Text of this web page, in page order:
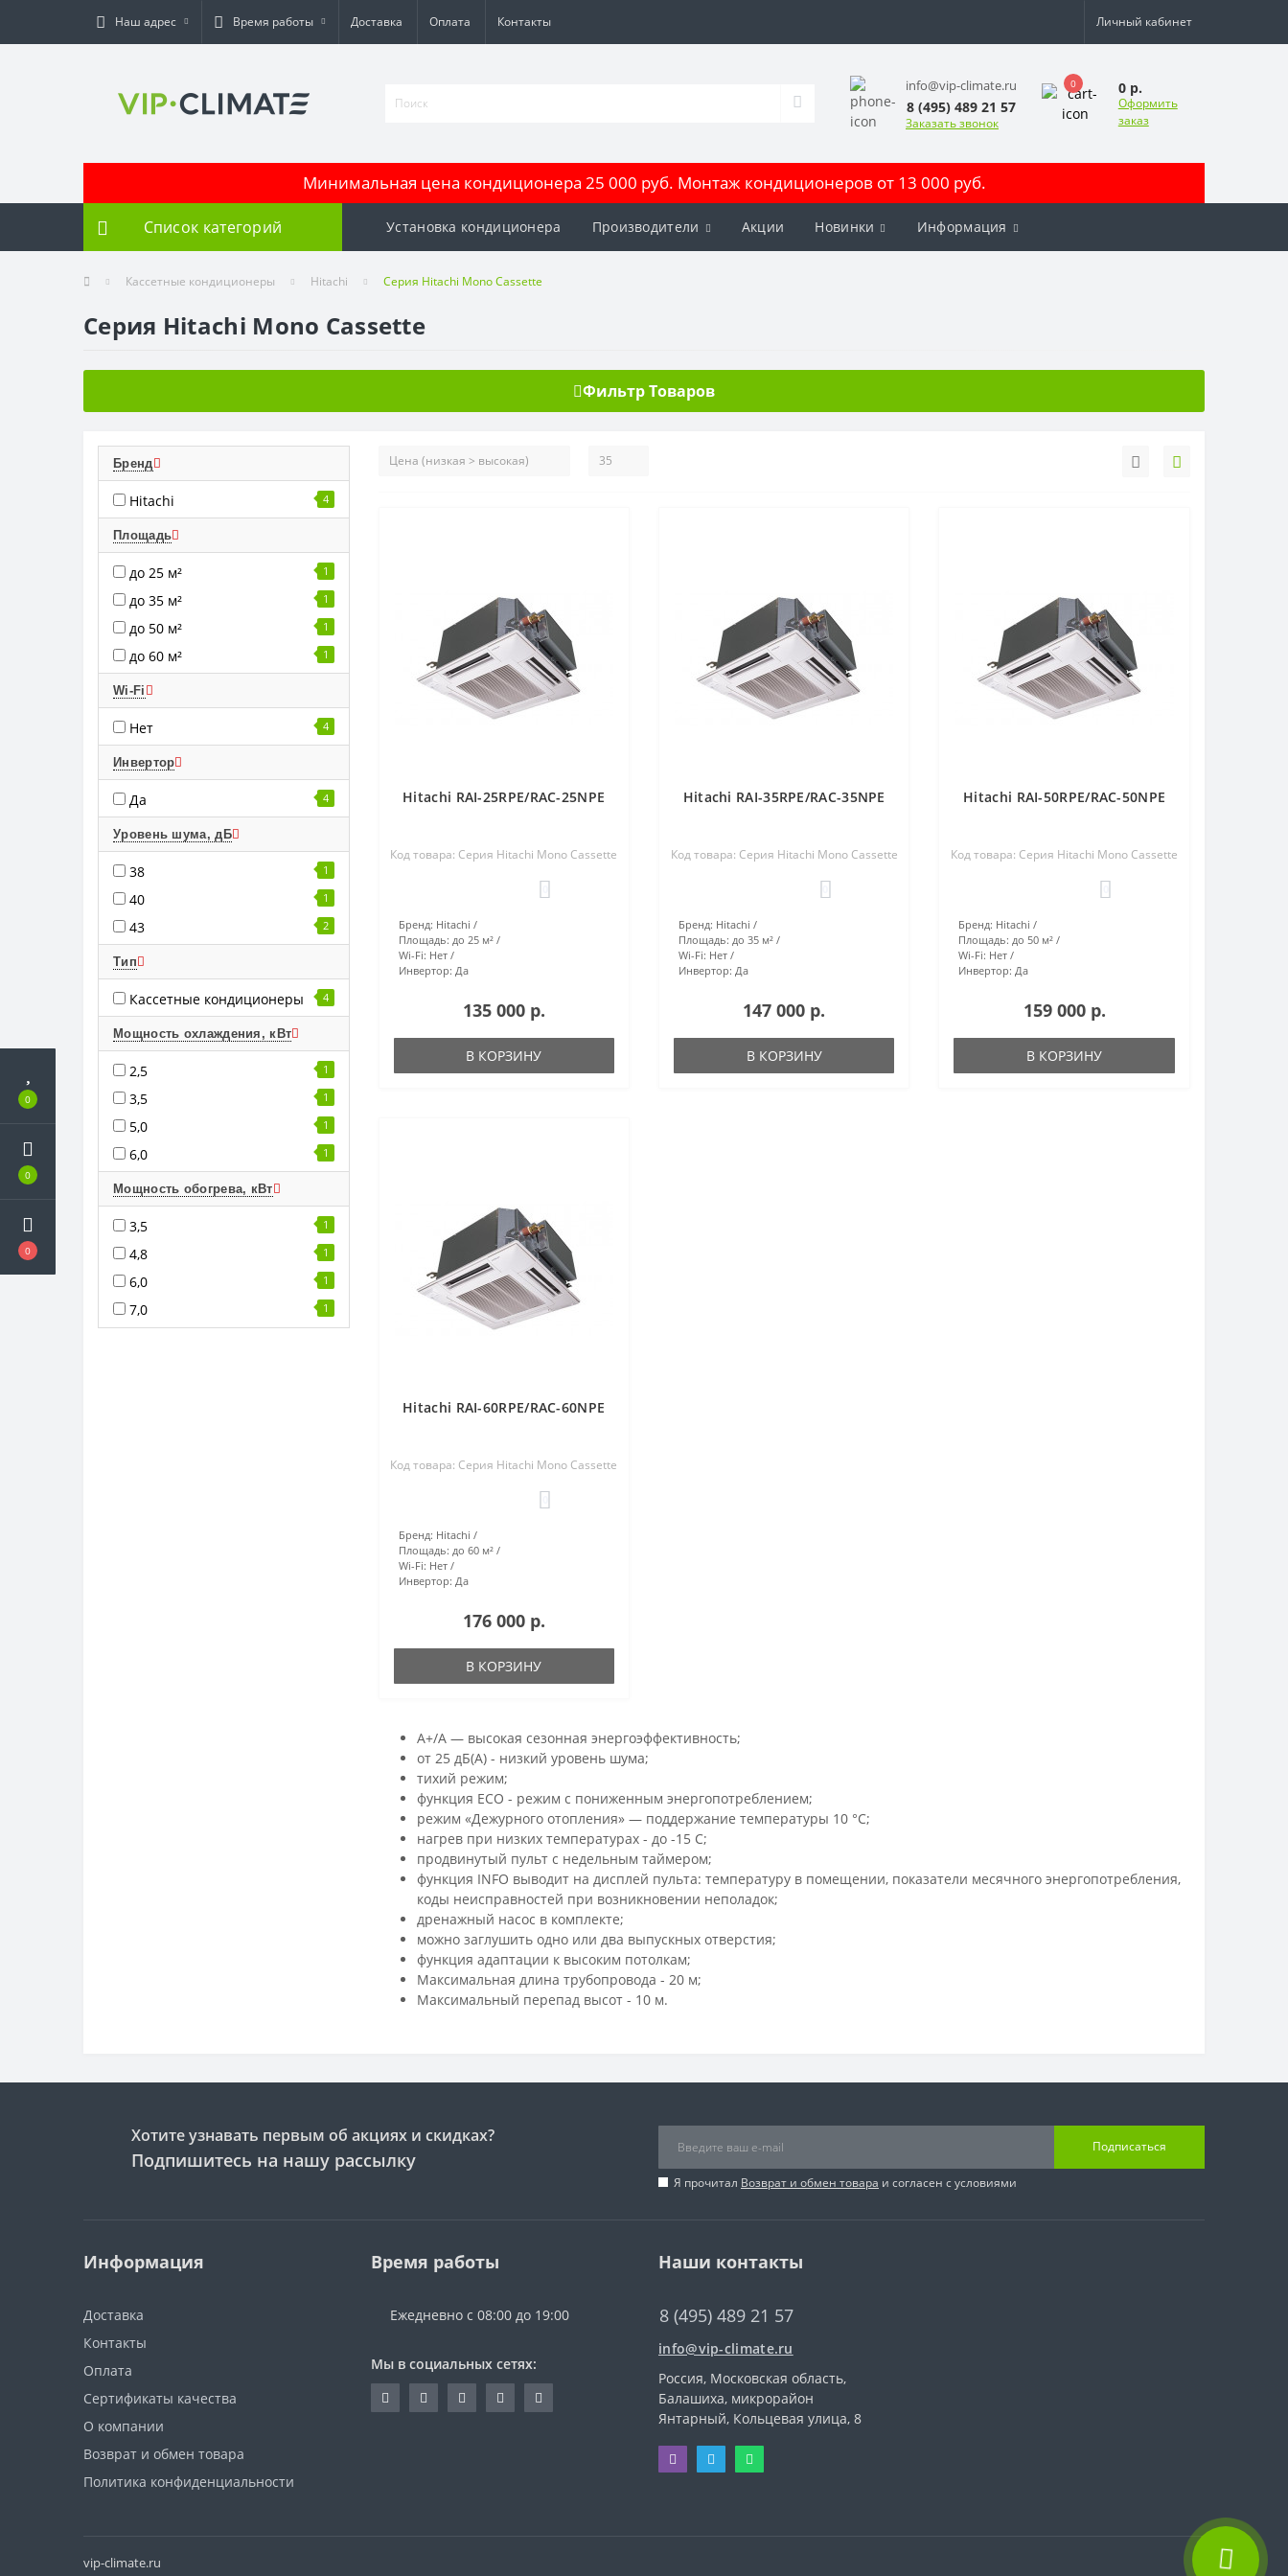
0
0
0
Наш адрес Время работы Доставка Оплата Контакты Личный кабинет
info@vip-climate.ru
8 (495) 489 21 57
Заказать звонок
0 0 р.
Оформить
заказ
Минимальная цена кондиционера 25 000 руб. Монтаж кондиционеров от 13 000 руб.
Список категорий Установка кондиционера Производители Акции Новинки Информация
Кассетные кондиционеры Hitachi Серия Hitachi Mono Cassette
Серия Hitachi Mono Cassette
Фильтр Товаров
Бренд
Hitachi 4
Площадь
до 25 м² 1
до 35 м² 1
до 50 м² 1
до 60 м² 1
Wi-Fi
Нет 4
Инвертор
Да 4
Уровень шума, дБ
38 1
40 1
43 2
Тип
Кассетные кондиционеры 4
Мощность охлаждения, кВт
2,5 1
3,5 1
5,0 1
6,0 1
Мощность обогрева, кВт
3,5 1
4,8 1
6,0 1
7,0 1
Hitachi RAI-25RPE/RAC-25NPE
Код товара: Серия Hitachi Mono Cassette
Бренд: Hitachi
Площадь: до 25 м²
Wi-Fi: Нет
Инвертор: Да
135 000 р.
В КОРЗИНУ
Hitachi RAI-35RPE/RAC-35NPE
Код товара: Серия Hitachi Mono Cassette
Бренд: Hitachi
Площадь: до 35 м²
Wi-Fi: Нет
Инвертор: Да
147 000 р.
В КОРЗИНУ
Hitachi RAI-50RPE/RAC-50NPE
Код товара: Серия Hitachi Mono Cassette
Бренд: Hitachi
Площадь: до 50 м²
Wi-Fi: Нет
Инвертор: Да
159 000 р.
В КОРЗИНУ
Hitachi RAI-60RPE/RAC-60NPE
Код товара: Серия Hitachi Mono Cassette
Бренд: Hitachi
Площадь: до 60 м²
Wi-Fi: Нет
Инвертор: Да
176 000 р.
В КОРЗИНУ
A+/A — высокая сезонная энергоэффективность;
от 25 дБ(А) - низкий уровень шума;
тихий режим;
функция ECO - режим с пониженным энергопотреблением;
режим «Дежурного отопления» — поддержание температуры 10 °C;
нагрев при низких температурах - до -15 С;
продвинутый пульт с недельным таймером;
функция INFO выводит на дисплей пульта: температуру в помещении, показатели месячного энергопотребления,
коды неисправностей при возникновении неполадок;
дренажный насос в комплекте;
можно заглушить одно или два выпускных отверстия;
функция адаптации к высоким потолкам;
Максимальная длина трубопровода - 20 м;
Максимальный перепад высот - 10 м.
Хотите узнавать первым об акциях и скидках?
Подпишитесь на нашу рассылку
Подписаться
Я прочитал Возврат и обмен товара и согласен с условиями
Информация
Доставка
Контакты
Оплата
Сертификаты качества
О компании
Возврат и обмен товара
Политика конфиденциальности
Время работы
Ежедневно с 08:00 до 19:00
Мы в социальных сетях:
Наши контакты
8 (495) 489 21 57
info@vip-climate.ru
Россия, Московская область,
Балашиха, микрорайон
Янтарный, Кольцевая улица, 8
vip-climate.ru